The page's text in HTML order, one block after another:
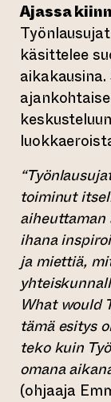
Ajassa
käsittelee
toiminut
ihana
ja miettiä,
What would
tämä esitys
teko kuin
omana
(ohjaaja